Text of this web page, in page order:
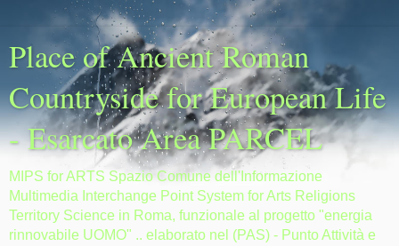
Place of Ancient Roman
Countryside for European Life
- Esarcato Area PARCEL
MIPS for ARTS Spazio Comune dell'Informazione
Multimedia Interchange Point System for Arts Religions
Territory Science in Roma, funzionale al progetto "energia
rinnovabile UOMO" .. elaborato nel (PAS) - Punto Attività e